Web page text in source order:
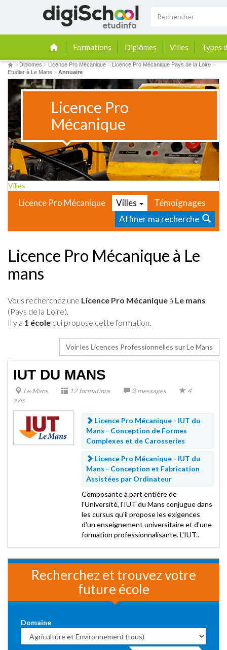
Formations Diplômes Villes Types
> Diplomes > Licence Pro Mécanique > Licence Pro Mécanique Pays de la Loire >
Etudier à Le Mans > Annuaire
Licence Pro
Mécanique
Villes
Licence Pro Mécanique Villes
Témoignages
Affiner ma recherche
Licence Pro Mécanique à Le
mans
Vous recherchez une Licence Pro Mécanique à Le mans
(Pays de la Loire).
Il y a 1 école qui propose cette formation.
Voir les Licences Professionnelles sur Le Mans
IUT DU MANS
Le Mans 12 formations 3 messages
4
avis
Licence Pro Mécanique - IUT du
Mans - Conception de Formes
Complexes et de Carosseries
Licence Pro Mécanique - IUT du
Mans - Conception et Fabrication
Assistées par Ordinateur
Composante à part entière de
l'Université, l'IUT du Mans conjugue dans
les cursus qu'il propose les exigences
d'un enseignement universitaire et d'une
formation professionnalisante. L'IUT..
Recherchez et trouvez votre
future école
Domaine